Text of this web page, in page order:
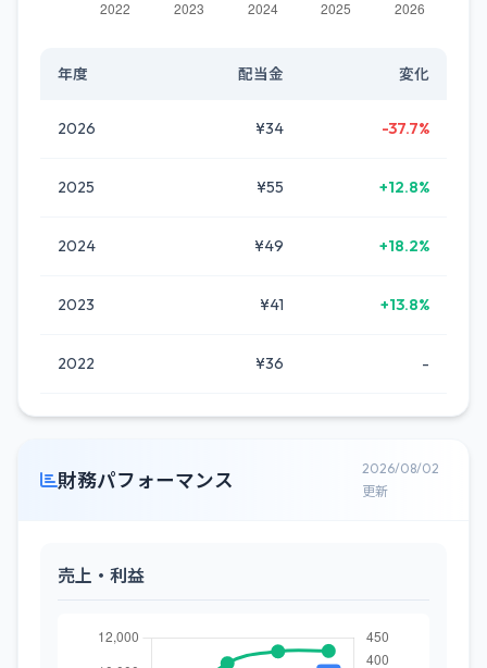
年度 配当金 変化
2026 ¥34 -37.7%
2025 ¥55 +12.8%
2024 ¥49 +18.2%
2023 ¥41 +13.8%
2022 ¥36 -
財務パフォーマンス
2026/08/02
更新
売上・利益